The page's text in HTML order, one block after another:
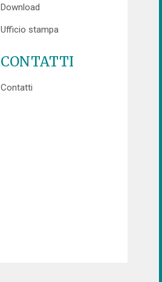
Download
Ufficio stampa
CONTATTI
Contatti